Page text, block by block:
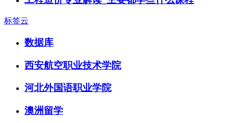
标签云
数据库
西安航空职业技术学院
河北外国语职业学院
澳洲留学